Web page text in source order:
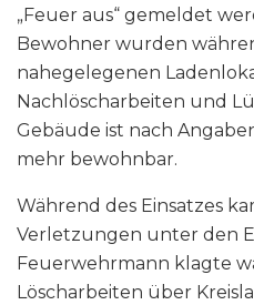
„Feuer aus“ gemeldet
Bewohner wurden
nahegelegenen
Nachlöscharbeiten und
Gebäude ist nach
mehr bewohnbar.
Während des Einsatzes
Verletzungen unter den
Feuerwehrmann klagte
Löscharbeiten über